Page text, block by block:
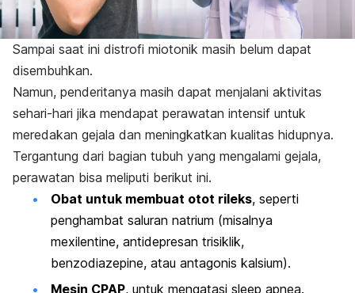
Sampai saat ini distrofi miotonik masih belum dapat
disembuhkan.
Namun, penderitanya masih dapat menjalani aktivitas
sehari-hari jika mendapat perawatan intensif untuk
meredakan gejala dan meningkatkan kualitas hidupnya.
Tergantung dari bagian tubuh yang mengalami gejala,
perawatan bisa meliputi berikut ini.
Obat untuk membuat otot rileks, seperti
penghambat saluran natrium (misalnya
mexilentine, antidepresan trisiklik,
benzodiazepine, atau antagonis kalsium).
Mesin CPAP, untuk mengatasi sleep apnea.